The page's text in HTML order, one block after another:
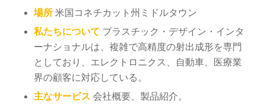
場所米国コネチカット州ミドルタウン
私たちについて プラスチック・デザイン・インタ
ーナショナルは、複雑で高精度の射出成形を専門
としており、エレクトロニクス、自動車、医療業
界の顧客に対応している。
主なサービス 会社概要、製品紹介。